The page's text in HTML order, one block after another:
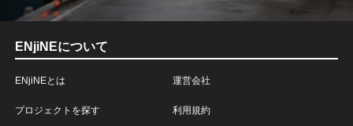
ENjiNEについて
ENjiNEとは
プロジェクトを探す
運営会社
利用規約